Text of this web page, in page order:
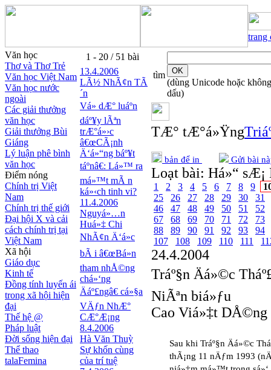
trang
Văn học
Thơ và Thơ Trẻ
Văn học Việt Nam
Văn học nước
ngoài
Các giải thưởng
văn học
Giải thưởng Bùi
Giáng
Lý luận phê bình
văn học
Điểm nóng
Chính trị Việt
Nam
Chính trị thế giới
Đại hội X và cải
cách chính trị tại
Việt Nam
Xã hội
Giáo dục
Kinh tế
Đồng tính luyến ái
trong xã hội hiện
đại
Thế hệ @
Pháp luật
Đời sống hiện đại
Thể thao
talaFemina
1 - 20 / 51 bài
13.4.2006
LÃ½ NhÃ¢n TÃ
´n
Vá» dÆ° luáº­n
dáº¥y lÃªn
trÆ°á»›c
â€œCÃ¡nh
Ä‘á»“ng báº¥t
táº­nâ€: Lá»™ ra
má»™t mÃ n
ká»‹ch tinh vi?
11.4.2006
Nguyá»…n
Huá»‡ Chi
NhÃ¢n Ä‘á»c
bÃ i â€œBá»n
tham nhÅ©ng
chá»‘ng
Äáº£ngâ€ cá»§a
VÄƒn NhÆ°
CÆ°Æ¡ng
8.4.2006
Hà Văn Thuỳ
Sự khốn cùng
của trí tuệ
tìm
(dùng Unicode hoặc không
dấu)
TÆ° tÆ°á»Ÿng
bản để in Gửi bài
Loạt bài: Há»“ sÆ¡
1 2 3 4 5 6 7 8 9
25
26 27 28 29 30
31
46
47 48 49 50 51
52
67
68 69 70 71 72
73
88
89 90 91 92 93
94
107
108 109 110 111
24.4.2004
Tráº§n Äá»©c
NiÃªn biá»ƒu
Cao Viá»‡t DÅ©ng
Sau khi Tráº§n Äá»©c
thÃ¡ng 11 nÄƒm 1993